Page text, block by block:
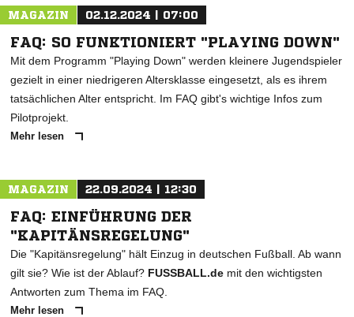
MAGAZIN 02.12.2024 | 07:00
FAQ: SO FUNKTIONIERT "PLAYING DOWN"
Mit dem Programm "Playing Down" werden kleinere Jugendspieler
gezielt in einer niedrigeren Altersklasse eingesetzt, als es ihrem
tatsächlichen Alter entspricht. Im FAQ gibt's wichtige Infos zum
Pilotprojekt.
Mehr lesen
MAGAZIN 22.09.2024 | 12:30
FAQ: EINFÜHRUNG DER
"KAPITÄNSREGELUNG"
Die "Kapitänsregelung" hält Einzug in deutschen Fußball. Ab wann
gilt sie? Wie ist der Ablauf? FUSSBALL.de mit den wichtigsten
Antworten zum Thema im FAQ.
Mehr lesen